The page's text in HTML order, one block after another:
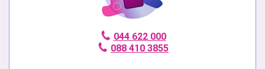
044 622 000
088 410 3855